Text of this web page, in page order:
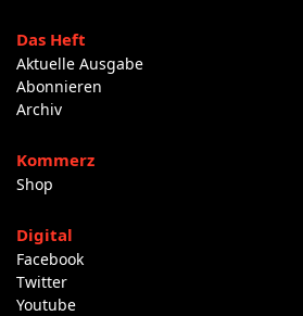
Das Heft
Aktuelle Ausgabe
Abonnieren
Archiv
Kommerz
Shop
Digital
Facebook
Twitter
Youtube